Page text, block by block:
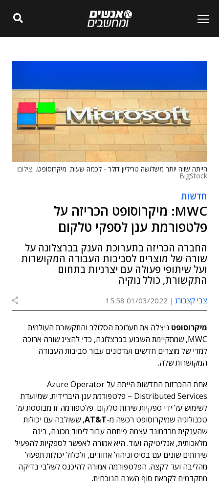
הייתה שווה יותר משלושה טריליון דולר - לכמה שעות. מיקרוסופט. צילום:
BigStock
חדשות
MWC: מיקרוסופט הכריזה על
פלטפורמת ענן לספקי טלקום
החברה הכריזה בתערוכת הענק בברצלונה על
שורה של מוצרים לסביבות העבודה המקושרות
ועל שיתופי פעולה עם יצרניות בתחום
התקשורת, כולל נוקיה
צבי קצבורג 01/03/2022 15:58
מיקרוסופט ניצלה את תערוכת הסלולר והתקשורת העולמית
MWC, שמתקיימת השבוע בברצלונה, כדי להציג שורה ארוכה
למדי של מוצרים חדשים ועדכונים עבור סביבות העבודה
המקושרות שלה.
אחת ההכרזות החדשות הייתה על Azure Operator
Distributed Services – פלטפורמת ענן היברידית, שמיועדת
לשימוש על ידי ספקיות שירות טלקום. פלטפורמה זו מבוססת על
טכנולוגיה שמיקרוסופט רכשה מ-AT&T, ששולבה עם יכולות
שהענקית מרדמונד עצמה פיתחה עבור לימוד מכונה, בינה
מלאכותית, אנליטיקה ועוד. היא אמורה לאפשר לספקיות להפעיל
שירותים שונים עם בסיס וניהול אחודים, ולכלול יכולות תפעול
מהליבה ועד לקצה. הפלטפורמה אמורה להיכנס לשלבי בדיקה
מתקדמים לקראת סוף השנה הנוכחית.